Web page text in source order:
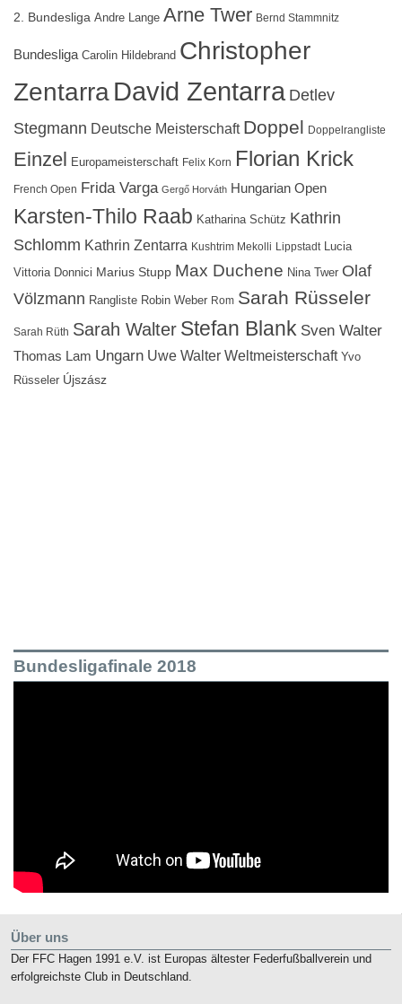
2. Bundesliga Andre Lange Arne Twer Bernd Stammnitz
Bundesliga Carolin Hildebrand Christopher
ZentarraDavid Zentarra Detlev
Stegmann Deutsche Meisterschaft Doppel Doppelrangliste
Einzel Europameisterschaft Felix Korn Florian Krick
French Open Frida Varga Gergő Horváth Hungarian Open
Karsten-Thilo Raab Katharina Schütz Kathrin
Schlomm Kathrin Zentarra Kushtrim Mekolli Lippstadt Lucia
Vittoria Donnici Marius Stupp Max Duchene Nina Twer Olaf
Völzmann Rangliste Robin Weber Rom Sarah Rüsseler
Sarah Rüth Sarah Walter Stefan Blank Sven Walter
Thomas Lam Ungarn Uwe Walter Weltmeisterschaft Yvo
Rüsseler Újszász
Bundesligafinale 2018
Über uns
Der FFC Hagen 1991 e.V. ist Europas ältester Federfußballverein und
erfolgreichste Club in Deutschland.